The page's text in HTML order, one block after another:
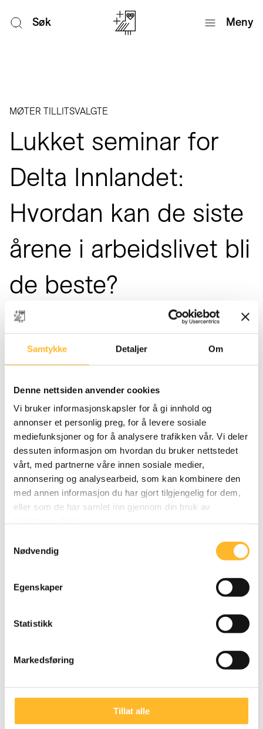
Samtykke Detaljer Om
Denne nettsiden anvender cookies
Vi bruker informasjonskapsler for å gi innhold og
annonser et personlig preg, for å levere sosiale
mediefunksjoner og for å analysere trafikken vår. Vi deler
dessuten informasjon om hvordan du bruker nettstedet
vårt, med partnerne våre innen sosiale medier,
annonsering og analysearbeid, som kan kombinere den
med annen informasjon du har gjort tilgjengelig for dem,
eller som de har samlet inn gjennom din bruk av
Nødvendig
Egenskaper
Statistikk
Markedsføring
Tillat alle
Søk Meny
MØTER TILLITSVALGTE
Lukket seminar for
Delta Innlandet:
Hvordan kan de siste
årene i arbeidslivet bli
de beste?
Møte med tillitsvalgte i Delta Innlandet om
seniorpolitikk, aldring og arbeid og produktivitet.
Tips og verktøy for en god seniorpolitikk for den
enkelte og virksomhetene, med fokus på
tillitsvalgtes rolle lokalt.
17
MAR
2021
Jon Fjeldstad og Olav Eikemo (foto: MB Pedersen)
Arrangement er kun åpent for Delta